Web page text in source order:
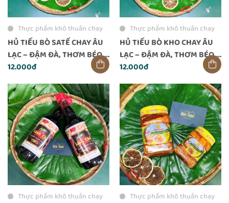
Thực phẩm khô thuần chay
HỦ TIẾU BÒ SATẾ CHAY ÂU
LẠC – ĐẬM ĐÀ, THƠM BÉO,
ĂN LIỀN TIỆN LỢI
12.000đ
Thực phẩm khô thuần chay
HỦ TIẾU BÒ KHO CHAY ÂU
LẠC – ĐẬM ĐÀ, THƠM BÉO,
TIỆN LỢI ĂN LIỀN
12.000đ
Thực phẩm khô thuần chay Thực phẩm khô thuần chay